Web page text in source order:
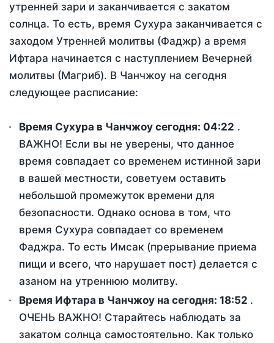
утренней зари и заканчивается с закатом
солнца. То есть, время Сухура заканчивается с
заходом Утренней молитвы (Фаджр) а время
Ифтара начинается с наступлением Вечерней
молитвы (Магриб). В Чанчжоу на сегодня
следующее расписание:
Время Сухура в Чанчжоу сегодня: 04:22 .
ВАЖНО! Если вы не уверены, что данное
время совпадает со временем истинной зари
в вашей местности, советуем оставить
небольшой промежуток времени для
безопасности. Однако основа в том, что
время Сухура совпадает со временем
Фаджра. То есть Имсак (прерывание приема
пищи и всего, что нарушает пост) делается с
азаном на утреннюю молитву.
Время Ифтара в Чанчжоу на сегодня: 18:52 .
ОЧЕНЬ ВАЖНО! Старайтесь наблюдать за
закатом солнца самостоятельно. Как только